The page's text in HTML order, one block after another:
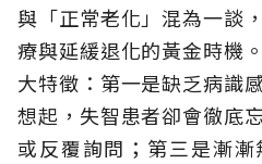
與「正常老化」混為一談
療與延緩退化的黃金時機
大特徵：第一是缺乏病識
想起，失智患者卻會徹底
或反覆詢問；第三是漸